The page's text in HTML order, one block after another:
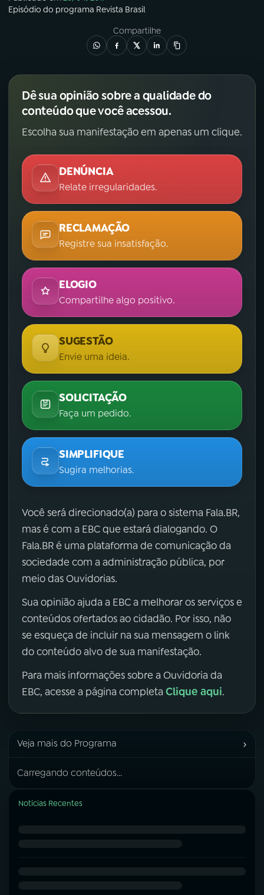
Episódio do programa Revista Brasil
Compartilhe
Dê sua opinião sobre a qualidade do
conteúdo que você acessou.
Escolha sua manifestação em apenas um clique.
DENÚNCIA
Relate irregularidades.
RECLAMAÇÃO
Registre sua insatisfação.
ELOGIO
Compartilhe algo positivo.
SUGESTÃO
Envie uma ideia.
SOLICITAÇÃO
Faça um pedido.
SIMPLIFIQUE
Sugira melhorias.
Você será direcionado(a) para o sistema Fala.BR,
mas é com a EBC que estará dialogando. O
Fala.BR é uma plataforma de comunicação da
sociedade com a administração pública, por
meio das Ouvidorias.
Sua opinião ajuda a EBC a melhorar os serviços e
conteúdos ofertados ao cidadão. Por isso, não
se esqueça de incluir na sua mensagem o link
do conteúdo alvo de sua manifestação.
Para mais informações sobre a Ouvidoria da
EBC, acesse a página completa Clique aqui.
Veja mais do Programa ›
Carregando conteúdos...
Notícias Recentes